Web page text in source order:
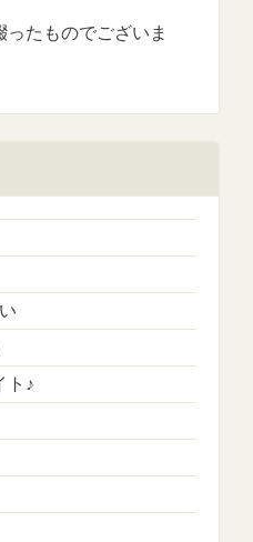
たものでございま
ト♪